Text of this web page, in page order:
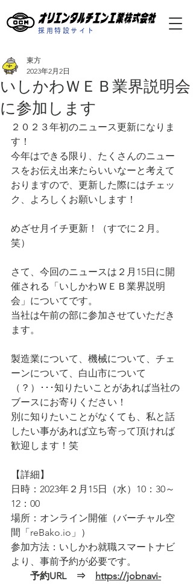
採用特設サイト
いしかわＷＥＢ業界説明会
に参加します
東方
2023年2月2日
２０２３年初のニュース更新になりま
す！
今年はできる限り、たくさんのニュー
スをお伝え出来たらいいなーと考えて
おりますので、更新した際にはチェッ
ク、よろしくお願いします！
めざせ月イチ更新！（すでに２月。
笑）
さて、今回のニュースは２月15日に開
催される「いしかわＷＥＢ業界説明
会」についてです。
当社は午前の部に参加させていただき
ます。
製造業について、機械について、チェ
ーンについて、白山市について
（？）･･･知りたいことがあれば当社の
ブースにお寄りください！
別に知りたいことがなくても、私と話
したい事があれば立ち寄って頂ければ
歓迎します！笑
【詳細】
日時：2023年２月15日（水）10：30～
12：00
場所：オンライン開催（バーチャル空
間「reBako.io」）
参加方法：いしかわ就職スマートナビ
より、事前予約が必要です。
予約URL　⇒ https://jobnavi-